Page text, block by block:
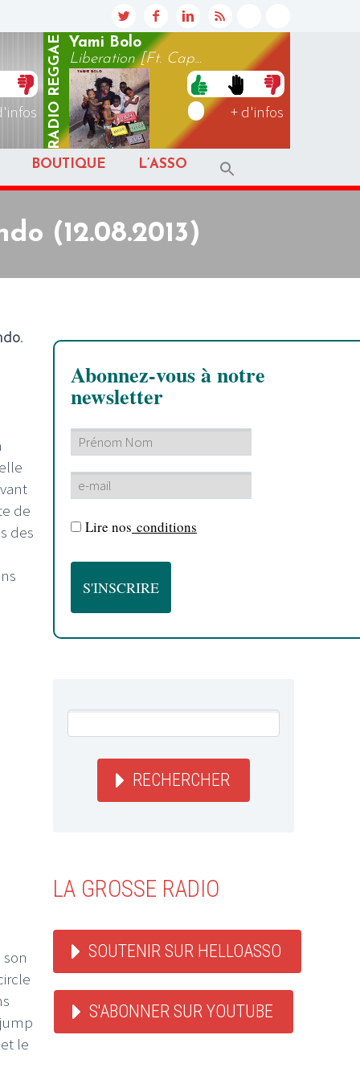
RADIO
REGGAE
Yami Bolo
Liberation [Ft. Cap...
+ d'infos
BOUTIQUE L’ASSO
(12.08.2013)
.
de
des
le
Abonnez-vous à notre
newsletter
Lire nos conditions
RECHERCHER
LA GROSSE RADIO
SOUTENIR SUR HELLOASSO
S'ABONNER SUR YOUTUBE